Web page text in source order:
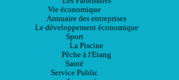
Vie économique
Annuaire des entreprises
Le développement économique
Sport
La Piscine
Pêche à l'Etang
Santé
Service Public